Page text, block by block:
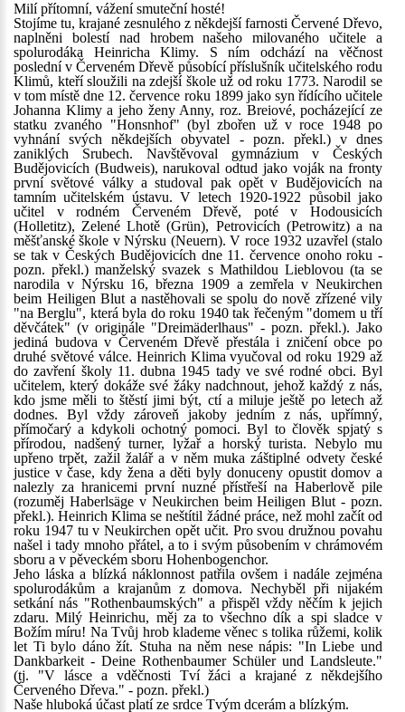
Milí přítomní, vážení smuteční hosté!
Stojíme tu, krajané zesnulého z někdejší farnosti Červené Dřevo,
naplněni bolestí nad hrobem našeho milovaného učitele a
spolurodáka Heinricha Klimy. S ním odchází na věčnost
poslední v Červeném Dřevě působící příslušník učitelského rodu
Klimů, kteří sloužili na zdejší škole už od roku 1773. Narodil se
v tom místě dne 12. července roku 1899 jako syn řídícího učitele
Johanna Klimy a jeho ženy Anny, roz. Breiové, pocházející ze
statku zvaného "Honsnhof" (byl zbořen už v roce 1948 po
vyhnání svých někdejších obyvatel - pozn. překl.) v dnes
zaniklých Srubech. Navštěvoval gymnázium v Českých
Budějovicích (Budweis), narukoval odtud jako voják na fronty
první světové války a studoval pak opět v Budějovicích na
tamním učitelském ústavu. V letech 1920-1922 působil jako
učitel v rodném Červeném Dřevě, poté v Hodousicích
(Holletitz), Zelené Lhotě (Grün), Petrovicích (Petrowitz) a na
měšťanské škole v Nýrsku (Neuern). V roce 1932 uzavřel (stalo
se tak v Českých Budějovicích dne 11. července onoho roku -
pozn. překl.) manželský svazek s Mathildou Lieblovou (ta se
narodila v Nýrsku 16, března 1909 a zemřela v Neukirchen
beim Heiligen Blut a nastěhovali se spolu do nově zřízené vily
"na Berglu", která byla do roku 1940 tak řečeným "domem u tří
děvčátek" (v originále "Dreimäderlhaus" - pozn. překl.). Jako
jediná budova v Červeném Dřevě přestála i zničení obce po
druhé světové válce. Heinrich Klima vyučoval od roku 1929 až
do zavření školy 11. dubna 1945 tady ve své rodné obci. Byl
učitelem, který dokáže své žáky nadchnout, jehož každý z nás,
kdo jsme měli to štěstí jimi být, ctí a miluje ještě po letech až
dodnes. Byl vždy zároveň jakoby jedním z nás, upřímný,
přímočarý a kdykoli ochotný pomoci. Byl to člověk spjatý s
přírodou, nadšený turner, lyžař a horský turista. Nebylo mu
upřeno trpět, zažil žalář a v něm muka záštiplné odvety české
justice v čase, kdy žena a děti byly donuceny opustit domov a
nalezly za hranicemi první nuzné přístřeší na Haberlově pile
(rozuměj Haberlsäge v Neukirchen beim Heiligen Blut - pozn.
překl.). Heinrich Klima se neštítil žádné práce, než mohl začít od
roku 1947 tu v Neukirchen opět učit. Pro svou družnou povahu
našel i tady mnoho přátel, a to i svým působením v chrámovém
sboru a v pěveckém sboru Hohenbogenchor.
Jeho láska a blízká náklonnost patřila ovšem i nadále zejména
spolurodákům a krajanům z domova. Nechyběl při nijakém
setkání nás "Rothenbaumských" a přispěl vždy něčím k jejich
zdaru. Milý Heinrichu, měj za to všechno dík a spi sladce v
Božím míru! Na Tvůj hrob klademe věnec s tolika růžemi, kolik
let Ti bylo dáno žít. Stuha na něm nese nápis: "In Liebe und
Dankbarkeit - Deine Rothenbaumer Schüler und Landsleute."
(tj. "V lásce a vděčnosti Tví žáci a krajané z někdejšího
Červeného Dřeva." - pozn. překl.)
Naše hluboká účast platí ze srdce Tvým dcerám a blízkým.